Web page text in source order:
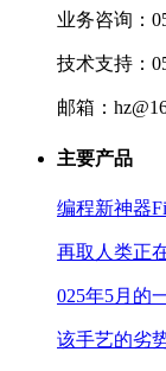
业务咨询：
技术支持：
邮箱：
主要产品
编程新神器
再取人类正
025年5月的
该手艺的劣